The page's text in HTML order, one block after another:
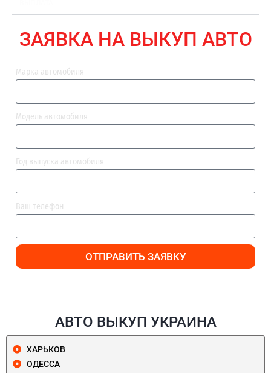
ЗАЯВКА НА ВЫКУП АВТО
Марка автомобиля
Модель автомобиля
Год выпуска автомобиля
Ваш телефон
ОТПРАВИТЬ ЗАЯВКУ
АВТО ВЫКУП УКРАИНА
ХАРЬКОВ
ОДЕССА